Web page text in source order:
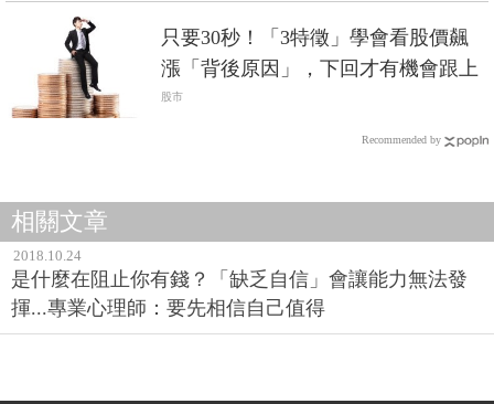
只要30秒！「3特徵」學會看股價飆
漲「背後原因」，下回才有機會跟上
股市
Recommended by
相關文章
2018.10.24
是什麼在阻止你有錢？「缺乏自信」會讓能力無法發
揮...專業心理師：要先相信自己值得